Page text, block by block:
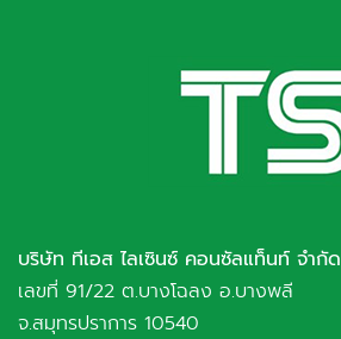
บริษัท ทีเอส ไลเซินซ์ คอนซัลแท็นท์ จำกัด
เลขที่ 91/22 ต.บางโฉลง อ.บางพลี
จ.สมุทรปราการ 10540